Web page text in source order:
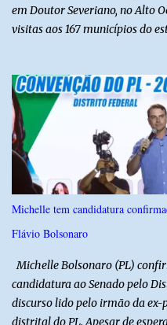
em Doutor Severiano, no Alto
visitas aos 167 municípios do
Governador Allyson Bezerra
após visitar todas as cidades
aos maiores centros do
março pelo município de
concluída nesta quarta-feira
a última visita. Os registros
de perto as potencialidades, as
mas também ouviu os dramas
Michelle tem candidatura
Flávio Bolsonaro
Michelle Bolsonaro (PL)
candidatura ao Senado pelo
discurso lido pelo irmão da
distrital do PL. Apesar de